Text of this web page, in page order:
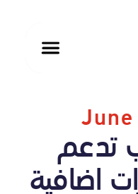
June
تدعم
اضافية